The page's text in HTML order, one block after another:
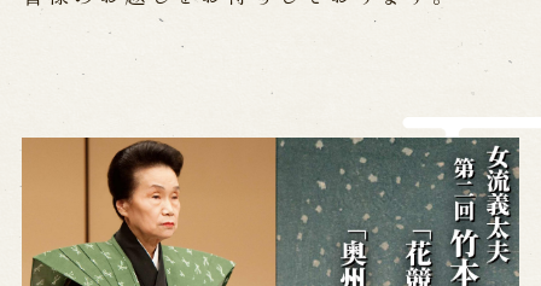
※株式会社うずのくに南あわじの求人情報ページへ移動します
関連施設